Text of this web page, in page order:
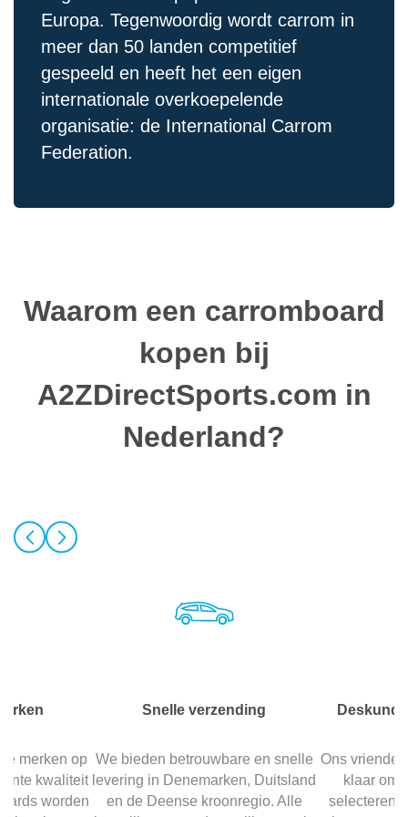
Europa. Tegenwoordig wordt carrom in
meer dan 50 landen competitief
gespeeld en heeft het een eigen
internationale overkoepelende
organisatie: de International Carrom
Federation.
Waarom een ​​carromboard
kopen bij
A2ZDirectSports.com in
Nederland?
merken op
kwaliteit
worden
Snelle verzending
We bieden betrouwbare en snelle
levering in Denemarken, Duitsland
en de Deense kroonregio. Alle
Ons
klaar om
selecteren